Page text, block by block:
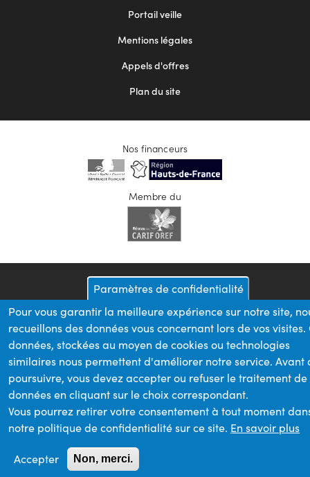
Portail veille
Mentions légales
Appels d'offres
Plan du site
Nos financeurs
Membre du
Paramètres de confidentialité
Pour vous garantir la meilleure expérience sur notre site,
recueillons des données vous concernant lors de vos visites.
données, stockées au moyen de cookies ou technologies
similaires nous permettent d'améliorer notre service. Avant
poursuivre, vous devez accepter ou refuser le traitement de
données en cliquant sur le choix correspondant.
Vous pourrez retirer votre consentement à tout moment
notre politique de confidentialité sur ce site. En savoir plus
Accepter Non, merci.